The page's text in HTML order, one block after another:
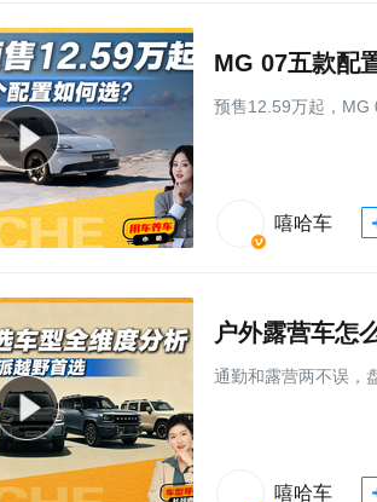
MG 07五款配
预售12.59万起，MG
嘻哈车
户外露营车怎
通勤和露营两不误，
嘻哈车